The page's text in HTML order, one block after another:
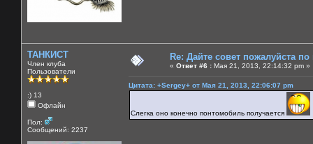
ТАНКИСТ
Член клуба
Пользователи
:) 13
Офлайн
Пол:
Сообщений: 2237
Re: Дайте совет пожалуйста
« Ответ #6 : Мая 21, 2013, 22:14:32 pm »
Цитата: +Sergey+ от Мая 21, 2013, 22:06:07 pm
Слегка оно конечно понтомобиль получается